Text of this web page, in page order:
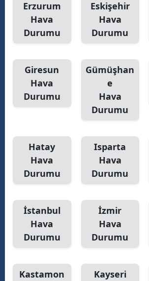
Erzurum
Hava
Durumu
Eskişehir
Hava
Durumu
Giresun
Hava
Durumu
Gümüşhan
e
Hava
Durumu
Hatay
Hava
Durumu
Isparta
Hava
Durumu
İstanbul
Hava
Durumu
İzmir
Hava
Durumu
Kastamon
Kayseri